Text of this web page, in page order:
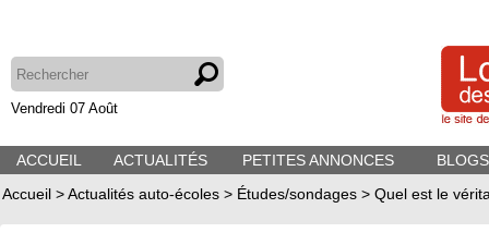
Vendredi 07 Août
ACCUEIL ACTUALITÉS PETITES ANNONCES
Accueil >Actualités auto-écoles > Études/sondages > Quel est le